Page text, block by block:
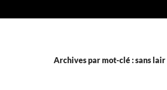
Archives par mot-clé : sans lair